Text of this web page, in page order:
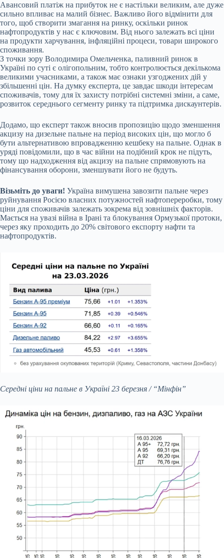
Авансовий платіж на прибуток не є настільки великим, але дуже
сильно впливає на малий бізнес. Важливо його відмінити для
того, щоб створити змагання на ринку, оскільки ринок
нафтопродуктів у нас є ключовим. Від нього залежать всі ціни
на продукти харчування, інфляційні процеси, товари широкого
споживання.
З точки зору Володимира Омельченка, паливний ринок в
Україні по суті є олігопольним, тобто контролюється декількома
великими учасниками, а також має ознаки узгоджених дій у
збільшенні цін. На думку експерта, це завдає шкоди інтересам
споживачів, тому для їх захисту потрібні системні зміни, а саме,
розвиток середнього сегменту ринку та підтримка дискаунтерів.
Додамо, що експерт також вносив пропозицію щодо зменшення
акцизу на дизельне пальне на період високих цін, що могло б
бути альтернативою впровадженню кешбеку на пальне. Однак в
уряді повідомили, що в час війни на подібний крок не підуть,
тому що надходження від акцизу на пальне спрямовують на
фінансування оборони, зменшувати його не будуть.
Візьміть до уваги! Україна вимушена завозити пальне через
руйнування Росією власних потужностей нафтопереробки, тому
ціни для споживачів залежать зокрема від зовнішніх факторів.
Мається на увазі війна в Ірані та блокування Ормузької протоки,
через яку проходить до 20% світового експорту нафти та
нафтопродуктів.
Середні ціни на пальне в Україні 23 березня / “Мінфін”